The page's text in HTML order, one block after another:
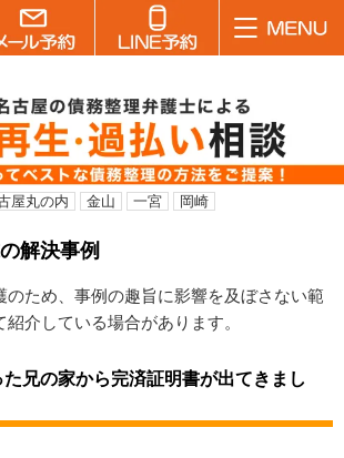
屋丸の内 金山 一宮 岡崎
解決事例
ため、事例の趣旨に影響を及ぼさない範
介している場合があります。
兄の家から完済証明書が出てきまし